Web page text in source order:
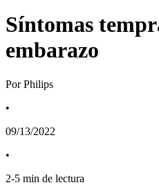
Síntomas
embarazo
Por Philips
•
09/13/2022
•
2-5 min de lectura